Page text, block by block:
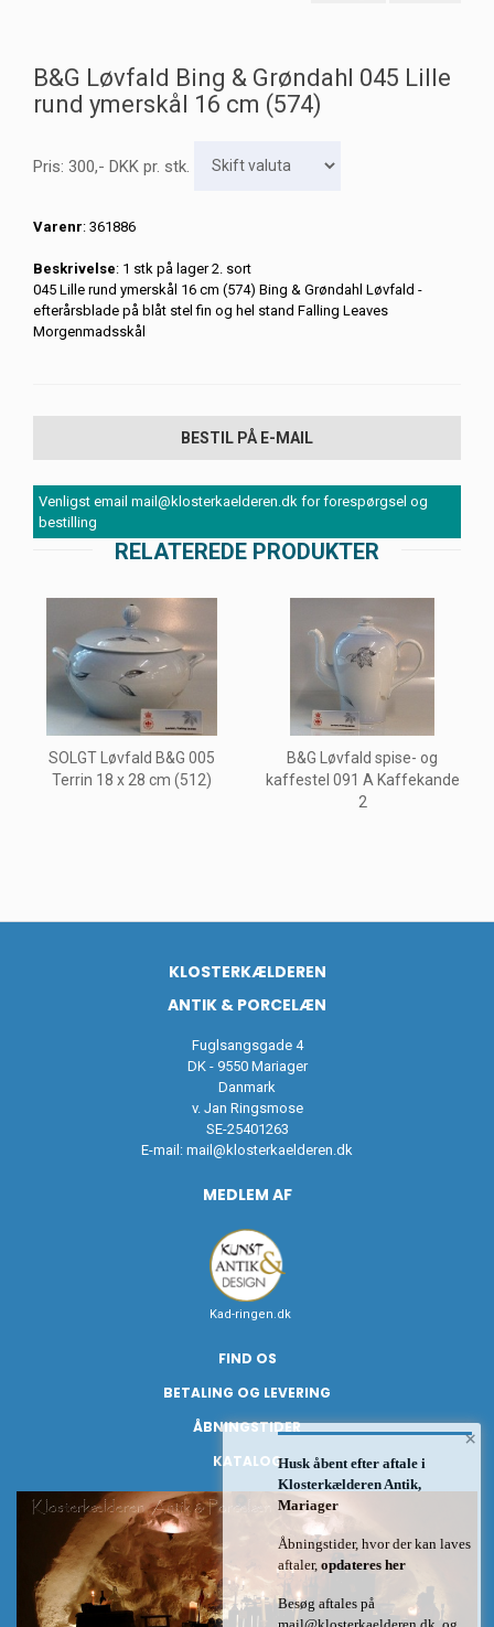
B&G Løvfald Bing & Grøndahl 045 Lille
rund ymerskål 16 cm (574)
Pris: 300,- DKK pr. stk.
Varenr: 361886
Beskrivelse: 1 stk på lager 2. sort
045 Lille rund ymerskål 16 cm (574) Bing & Grøndahl Løvfald -
efterårsblade på blåt stel fin og hel stand Falling Leaves
Morgenmadsskål
BESTIL PÅ E-MAIL
Venligst email mail@klosterkaelderen.dk for forespørgsel og
bestilling
RELATEREDE PRODUKTER
SOLGT Løvfald B&G 005
Terrin 18 x 28 cm (512)
B&G Løvfald spise- og
kaffestel 091 A Kaffekande
2
KLOSTERKÆLDEREN
ANTIK & PORCELÆN
Fuglsangsgade 4
DK - 9550 Mariager
Danmark
v. Jan Ringsmose
SE-25401263
E-mail: mail@klosterkaelderen.dk
MEDLEM AF
Kad-ringen.dk
FIND OS
BETALING OG LEVERING
ÅBNINGSTIDER
KATALOG
×
Husk åbent efter aftale i
Klosterkælderen Antik,
Mariager
Åbningstider, hvor der kan laves
aftaler, opdateres her
Besøg aftales på